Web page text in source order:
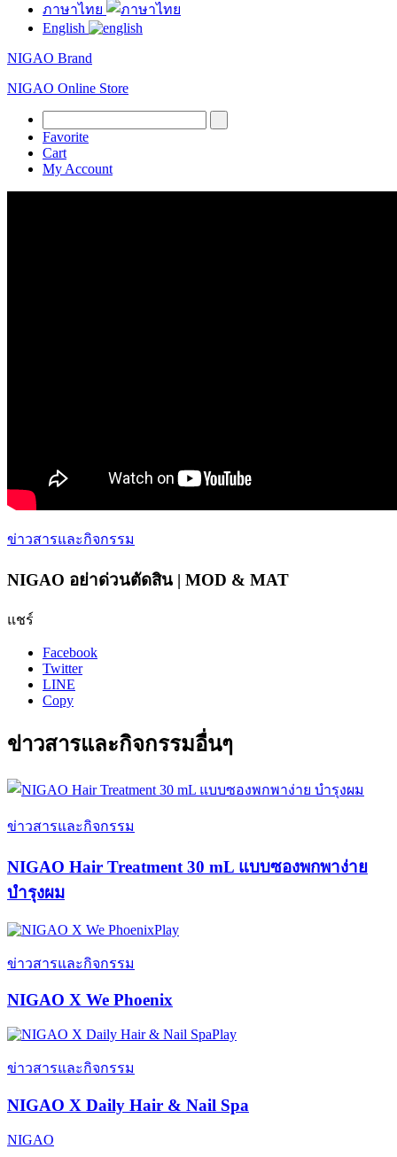
ภาษาไทย
English
NIGAO Brand
NIGAO Online Store
Favorite
Cart
My Account
ข่าวสารและกิจกรรม
NIGAO อย่าด่วนตัดสิน | MOD & MAT
แชร์
Facebook
Twitter
LINE
Copy
ข่าวสารและกิจกรรมอื่นๆ
ข่าวสารและกิจกรรม
NIGAO Hair Treatment 30 mL แบบซองพกพาง่าย
บำรุงผม
Play
ข่าวสารและกิจกรรม
NIGAO X We Phoenix
Play
ข่าวสารและกิจกรรม
NIGAO X Daily Hair & Nail Spa
NIGAO